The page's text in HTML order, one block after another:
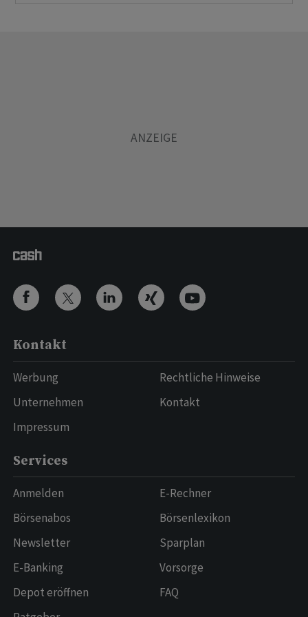
Kontakt
Werbung
Unternehmen
Impressum
Rechtliche Hinweise
Kontakt
Services
Anmelden
Börsenabos
Newsletter
E-Banking
Depot eröffnen
E-Rechner
Börsenlexikon
Sparplan
Vorsorge
FAQ